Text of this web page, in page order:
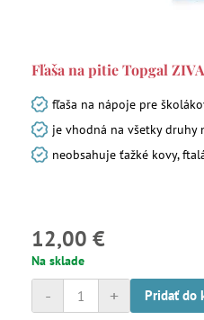
Fľaša na pitie Topgal
fľaša na nápoje pre
je vhodná na všetky druhy
neobsahuje ťažké kovy,
12,00 €
Na sklade
+
- Pridať do